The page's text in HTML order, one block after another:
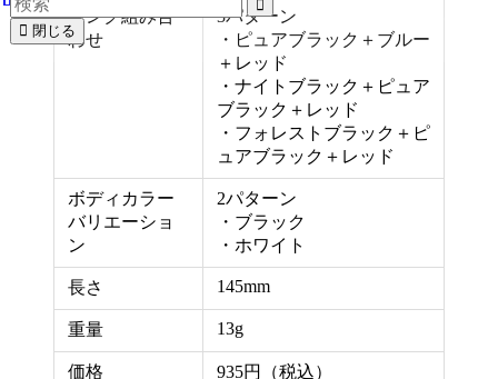
インク組み合
わせ
3パターン
・ピュアブラック＋ブルー
＋レッド
・ナイトブラック＋ピュア
ブラック＋レッド
・フォレストブラック＋ピ
ュアブラック＋レッド
ボディカラー
バリエーショ
ン
2パターン
・ブラック
・ホワイト
長さ 145mm
重量 13g
価格 935円（税込）
閉じる